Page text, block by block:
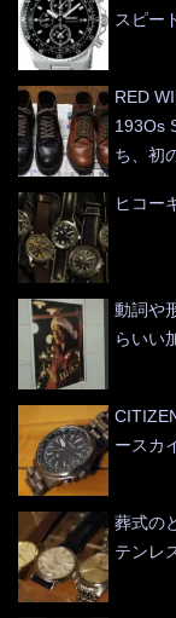
スピー
RED
193Os
ち、初
ヒコー
動詞や
らいい
ースカ
葬式の
テンレ